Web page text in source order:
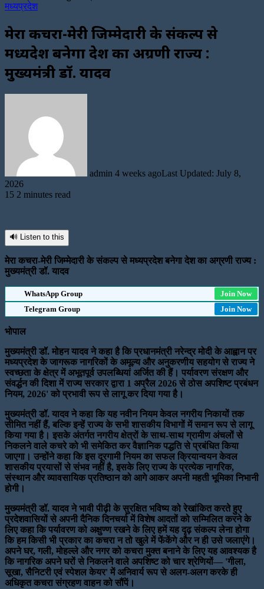
मध्यप्रदेश
मेरा कचरा-मेरी जिम्मेदारी के संकल्प से
मध्यप्रदेश बनेगा देश का अग्रणी राज्य :
मुख्यमंत्री डॉ. यादव
admin 4 weeks agoLast Updated: July 8,
2026
15 2 minutes read
🔊 Listen to this
मेरा कचरा-मेरी जिम्मेदारी के संकल्प से मध्यप्रदेश बनेगा देश का अग्रणी राज्य :
मुख्यमंत्री डॉ. यादव
WhatsApp Group
Join Now
Telegram Group
Join Now
भोपाल
मुख्यमंत्री डॉ. मोहन यादव ने कहा है कि प्रधानमंत्री नरेन्द्र मोदी के आह्वान पर
मध्यप्रदेश के जागरूक नागरिकों के अमूल्य और अनुकरणीय सहयोग से राज्य ने
स्वच्छता के क्षेत्र में अभूतपूर्व उपलब्धियां अर्जित की हैं। पर्यावरण संरक्षण और
संवर्द्धन की दिशा में राज्य सरकार द्वारा 1 अप्रैल 2026 से ठोस अपशिष्ट प्रबंधन
नियम, 2026' को प्रभावी रूप से लागू कर दिया गया है।
मुख्यमंत्री डॉ. यादव ने कहा कि यह नवीन नियम केवल नगरीय निकायों तक
सीमित नहीं हैं, बल्कि इन्हें राज्य के सभी शासकीय विभागों में समान रूप से लागू
किया गया है। इसके अंतर्गत नगरीय क्षेत्रों के साथ-साथ ग्रामीण अंचलों से
निकलने वाले कचरे को भी समेकित कर वैज्ञानिक पद्धति से प्रबंधित किया
जाएगा। उन्होंने कहा कि इस दूरगामी नियम का सफल क्रियान्वयन केवल
शासकीय प्रयासों से संभव नहीं है, इसके लिए राज्य के प्रत्येक नागरिक,
संस्थान और व्यावसायिक प्रतिष्ठान को आगे आकर अपनी महती भूमिका निभानी
होगी।
मुख्यमंत्री डॉ. यादव ने भावी पीढ़ी के सुरक्षित भविष्य को रेखांकित करते हुए
प्रदेशवासियों से अपनी दैनिक दिनचर्या में विशेष आदतों को सम्मिलित करने के
लिए कहा कि पर्यावरण को अक्षुण्ण रखने के लिए हमें यह दृढ़ संकल्प लेना होगा
कि हम किसी भी प्रकार का कचरा न तो खुले में फेंकेंगे और न ही उसे जलाएंगे।
अपने घर, गली, मोहल्ले और नगर को कचरा मुक्त बनाने के लिए यह आवश्यक है
कि नागरिक अपने घरों से निकलने वाले अपशिष्ट को चार श्रेणियों— 'गीला,
सूखा, सैनिटरी एवं स्पेशल केयर' में अनिवार्य रूप से अलग-अलग करके ही
अधिकृत कचरा संग्रहण वाहन को सौंपें।